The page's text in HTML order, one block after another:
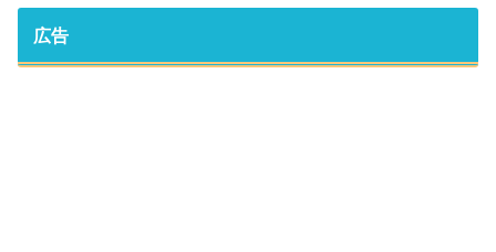
広告